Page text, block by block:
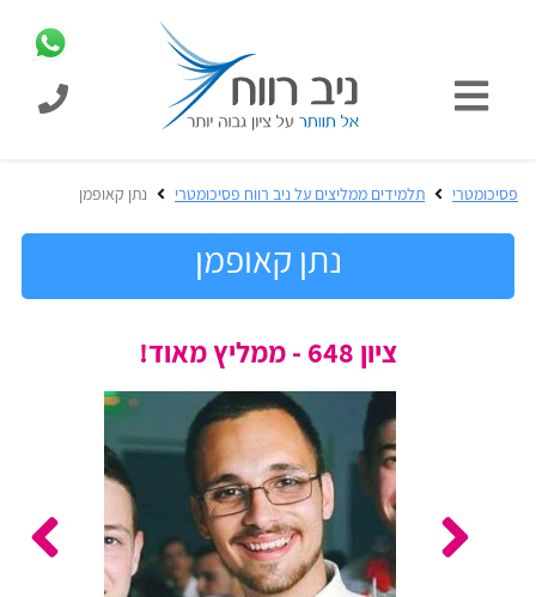
כניסת
תלמידים
המוצרים
מבית
רווח
הכנה
לצה"ל
פסיכומטרי תלמידים ממליצים על ניב רווח פסיכומטרי נתן קאופמן
נתן קאופמן
ציון 648 - ממליץ מאוד!